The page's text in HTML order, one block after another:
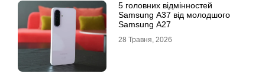
5 головних відмінностей
Samsung A37 від молодшого
Samsung A27
28 Травня, 2026